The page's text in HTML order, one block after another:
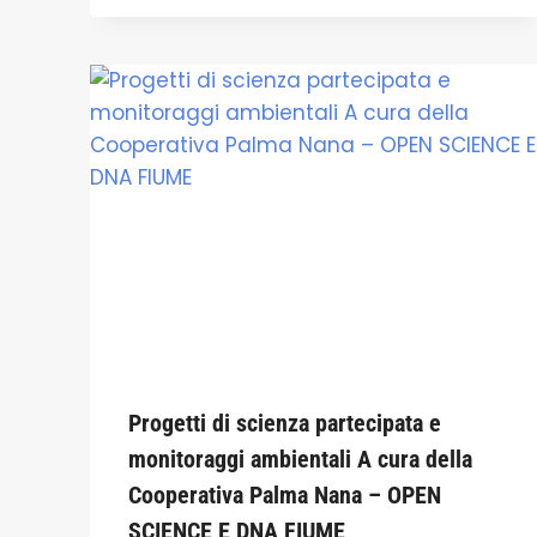
Progetti di scienza partecipata e
monitoraggi ambientali A cura della
Cooperativa Palma Nana – OPEN